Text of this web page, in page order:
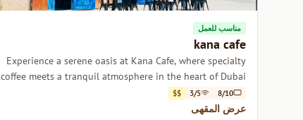
مناسب للعمل
kana cafe
Experience a serene oasis at Kana Cafe, where specialty
coffee meets a tranquil atmosphere in the heart of Dubai.
8/10
3/5
$$
عرض المقهى